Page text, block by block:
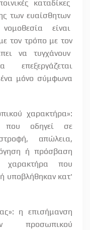
καταδίκες
των ευαίσθητων
νομοθεσία
είναι
τον τρόπο με τον
να
τυγχάνουν
επεξεργάζεται
μόνο σύμφωνα
χαρακτήρα»:
που οδηγεί
σε
απώλεια,
ή πρόσβαση
χαρακτήρα που
υποβλήθηκαν κατ'
η επισήμανση
προσωπικού